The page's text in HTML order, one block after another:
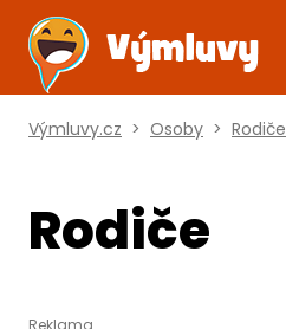
Výmluvy.cz > Osoby > Rodiče
Rodiče